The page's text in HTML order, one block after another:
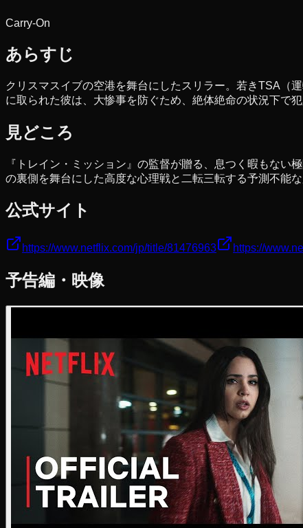
Carry-On
あらすじ
クリスマスイブの空港を舞台にしたスリラー。若きTSA（
に取られた彼は、大惨事を防ぐため、絶体絶命の状況下で
見どころ
『トレイン・ミッション』の監督が贈る、息つく暇もな
の裏側を舞台にした高度な心理戦と二転三転する予測不能な
公式サイト
https://www.netflix.com/jp/title/81476963 https://
予告編・映像